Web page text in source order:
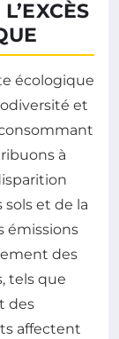
écologique
et
à
sols et de la
émissions
des
tels que
des
affectent